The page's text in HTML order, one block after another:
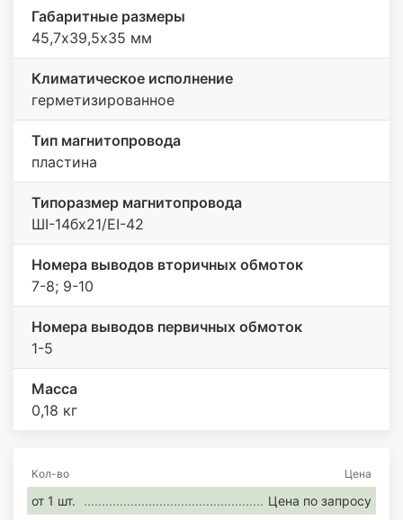
Габаритные размеры
45,7х39,5х35 мм
Климатическое исполнение
герметизированное
Тип магнитопровода
пластина
Типоразмер магнитопровода
ШI-14бх21/ЕI-42
Номера выводов вторичных обмоток
7-8; 9-10
Номера выводов первичных обмоток
1-5
Масса
0,18 кг
Кол-во Цена
от 1 шт. Цена по запросу